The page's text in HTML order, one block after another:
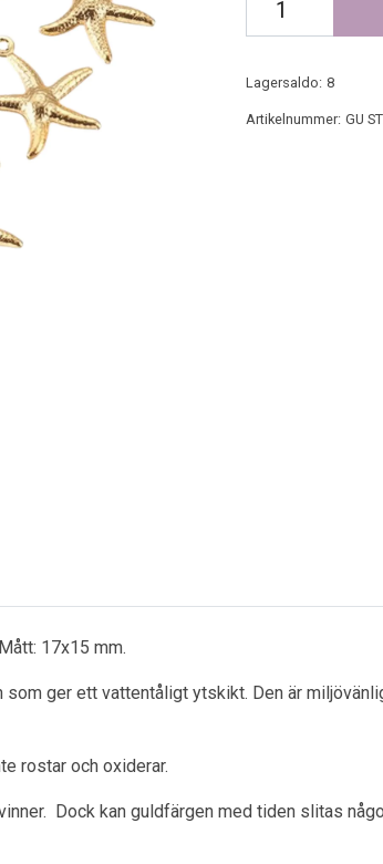
Lagersaldo: 8
Artikelnummer: GU
17x15 mm.
som ger ett vattentåligt ytskikt. Den är
rostar och oxiderar.
Dock kan guldfärgen med tiden slitas